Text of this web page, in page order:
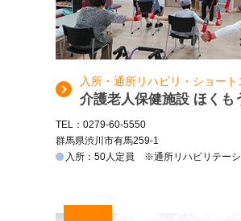
入所・通所リハビリ・ショート
介護老人保健施設 ほくも
TEL：0279-60-5550
群馬県渋川市有馬259-1
入所：50人定員 ※通所リハビリテー